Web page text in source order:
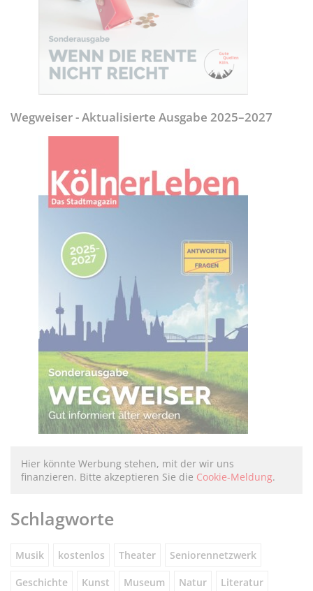
Wegweiser - Aktualisierte Ausgabe 2025–2027
Hier könnte Werbung stehen, mit der wir uns
finanzieren. Bitte akzeptieren Sie die Cookie-Meldung.
Schlagworte
Musik kostenlos Theater Seniorennetzwerk
Geschichte Kunst Museum Natur Literatur